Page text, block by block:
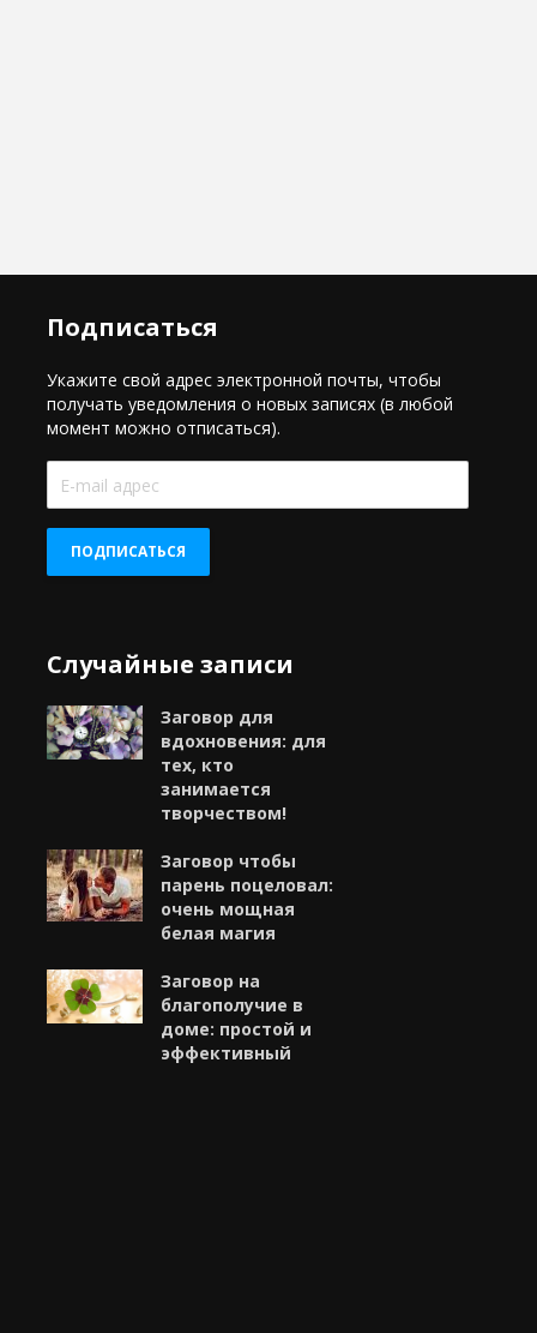
Подписаться
Укажите свой адрес электронной почты, чтобы
получать уведомления о новых записях (в любой
момент можно отписаться).
E-
mail
ПОДПИСАТЬСЯ
Случайные записи
Заговор для
вдохновения: для
тех, кто
занимается
творчеством!
Заговор чтобы
парень поцеловал:
очень мощная
белая магия
Заговор на
благополучие в
доме: простой и
эффективный